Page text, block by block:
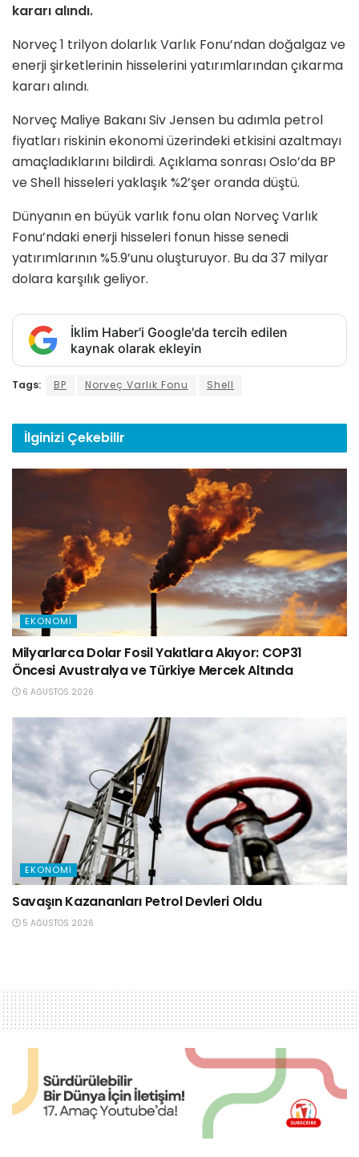
kararı alındı.
Norveç 1 trilyon dolarlık Varlık Fonu’ndan doğalgaz ve
enerji şirketlerinin hisselerini yatırımlarından çıkarma
kararı alındı.
Norveç Maliye Bakanı Siv Jensen bu adımla petrol
fiyatları riskinin ekonomi üzerindeki etkisini azaltmayı
amaçladıklarını bildirdi. Açıklama sonrası Oslo’da BP
ve Shell hisseleri yaklaşık %2’şer oranda düştü.
Dünyanın en büyük varlık fonu olan Norveç Varlık
Fonu’ndaki enerji hisseleri fonun hisse senedi
yatırımlarının %5.9’unu oluşturuyor. Bu da 37 milyar
dolara karşılık geliyor.
İklim Haber'i Google'da tercih edilen
kaynak olarak ekleyin
Tags: BP Norveç Varlık Fonu Shell
İlginizi Çekebilir
EKONOMI
Milyarlarca Dolar Fosil Yakıtlara Akıyor: COP31
Öncesi Avustralya ve Türkiye Mercek Altında
6 AĞUSTOS 2026
EKONOMI
Savaşın Kazananları Petrol Devleri Oldu
5 AĞUSTOS 2026